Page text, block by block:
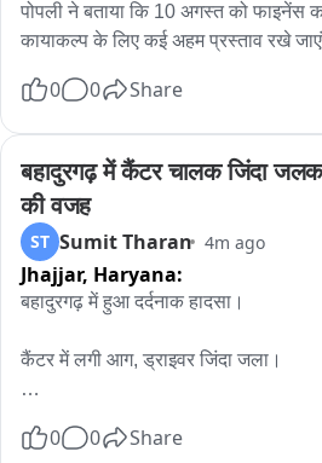
पोपली ने बताया कि 10 अगस्त को फाइनेंस
कायाकल्प के लिए कई अहम प्रस्ताव रखे
व्यवस्था भी सुचारू होगी।
टेंडर जारी कर रहा है। मेयर ने बताया कि
एजेंसी तैयार नहीं थी, लेकिन नए टेंडर से
जिम्मेदारी मिलेगी और बंदरों को पकड़कर
प्रवीण पोपली मेयर हिसार
0 0 Share
बहादुरगढ़ में कैंटर चालक जिंदा
की वजह
ST Sumit Tharan 4m ago
Jhajjar, Haryana:
बहादुरगढ़ में हुआ दर्दनाक हादसा।
कैंटर में लगी आग, ड्राइवर जिंदा जला।
0 0 Share